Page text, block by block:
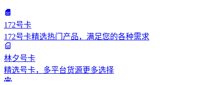
172号卡
172号卡精选热门产品，满足您的各种需求
林夕号卡
精选号卡，多平台货源更多选择